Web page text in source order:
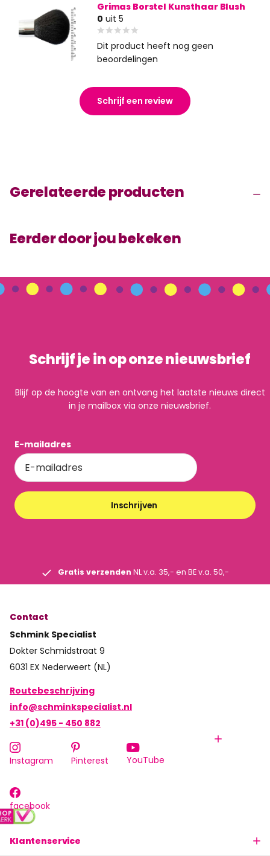
Grimas Borstel Kunsthaar Blush
0 uit 5
Dit product heeft nog geen
beoordelingen
Schrijf een review
Gerelateerde producten
Eerder door jou bekeken
Schrijf je in op onze nieuwsbrief
Blijf op de hoogte van en ontvang het laatste nieuws direct
in je mailbox via onze nieuwsbrief.
E-mailadres
Inschrijven
Gratis verzenden NL v.a. 35,- en BE v.a. 50,-
Klantenservice
Contact
Schmink Specialist
Dokter Schmidstraat 9
6031 EX Nederweert (NL)
Routebeschrijving
info@schminkspecialist.nl
+31 (0)495 - 450 882
Instagram Pinterest YouTube
facebook